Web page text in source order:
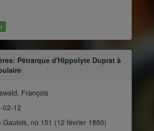
Pétrarque d'Hippolyte Duprat à
François
02-12
Gaulois, no 151 (12 février 1880)